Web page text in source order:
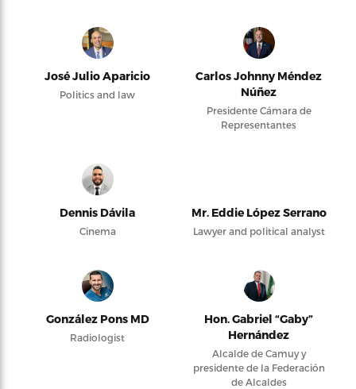
José Julio Aparicio
Politics and law
Carlos Johnny Méndez
Núñez
Presidente Cámara de
Representantes
Dennis Dávila
Cinema
Mr. Eddie López Serrano
Lawyer and political analyst
González Pons MD
Radiologist
Hon. Gabriel “Gaby”
Hernández
Alcalde de Camuy y
presidente de la Federación
de Alcaldes